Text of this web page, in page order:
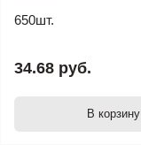
650шт.
34.68 руб.
В корзину